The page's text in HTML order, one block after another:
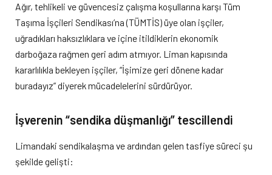
Ağır, tehlikeli ve güvencesiz çalışma koşullarına karşı Tüm
Taşıma İşçileri Sendikası’na (TÜMTİS) üye olan işçiler,
uğradıkları haksızlıklara ve içine itildiklerin ekonomik
darboğaza rağmen geri adım atmıyor. Liman kapısında
kararlılıkla bekleyen işçiler, “İşimize geri dönene kadar
buradayız” diyerek mücadelelerini sürdürüyor.
İşverenin “sendika düşmanlığı” tescillendi
Limandaki sendikalaşma ve ardından gelen tasfiye süreci şu
şekilde gelişti: